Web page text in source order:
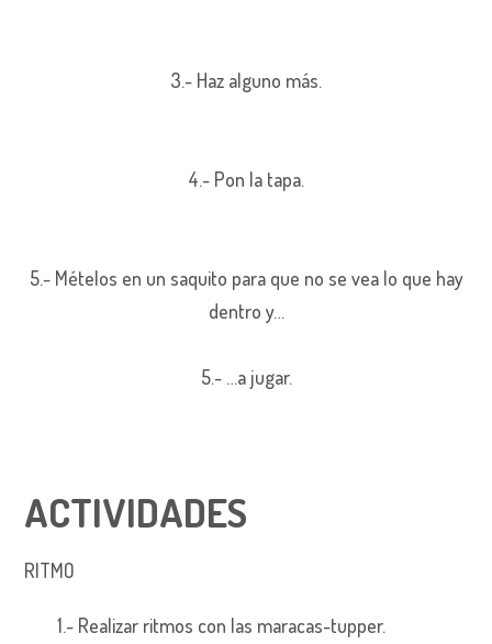
3.- Haz alguno más.
4.- Pon la tapa.
5.- Mételos en un saquito para que no se vea lo que hay
dentro y…
5.- …a jugar.
ACTIVIDADES
RITMO
1.- Realizar ritmos con las maracas-tupper.